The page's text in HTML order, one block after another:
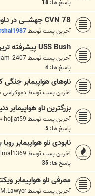
پاسخ ها: 18
CVN 78 جهشــــی در نـاوهـای هواپیــما بر
آخرین پست توسط
USS Bush پیشرفته ترین ناو هواپیمابر جهان را بهتر بشناسیم...
آخرین پست توسط
پاسخ ها: 4
ناوهای هواپیمابر جنگی
آخرین پست توسط دموکراسی
بزرگترین ناو هواپیمابر
آخرین پست توسط hojjat59
«
پاسخ ها: 5
نابودی ناو هواپیمابر
آخرین پست توسط
پاسخ ها: 35
معرفی ناو هواپیمابر
آخرین پست توسطM.Lawyer